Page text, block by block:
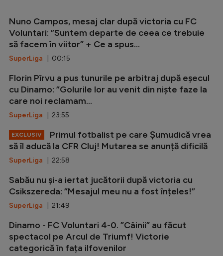
Nuno Campos, mesaj clar după victoria cu FC
Voluntari: ”Suntem departe de ceea ce trebuie
să facem în viitor” + Ce a spus...
SuperLiga | 00:15
Florin Pîrvu a pus tunurile pe arbitraj după eșecul
cu Dinamo: ”Golurile lor au venit din niște faze la
care noi reclamam...
SuperLiga | 23:55
EXCLUSIV
Primul fotbalist pe care Șumudică vrea
să îl aducă la CFR Cluj! Mutarea se anunță dificilă
SuperLiga | 22:58
Sabău nu și-a iertat jucătorii după victoria cu
Csikszereda: ”Mesajul meu nu a fost înțeles!”
SuperLiga | 21:49
Dinamo - FC Voluntari 4-0. ”Câinii” au făcut
spectacol pe Arcul de Triumf! Victorie
categorică în fața ilfovenilor